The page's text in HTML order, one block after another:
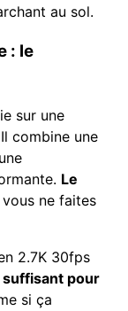
au sol.
: le
sur une
combine une
Le
ne faites
2.7K 30fps
suffisant pour
si ça